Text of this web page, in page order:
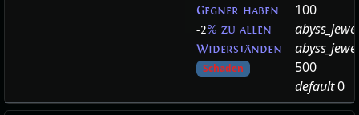
Gegner haben
-2% zu allen
Widerständen
Schaden
100
500
default0